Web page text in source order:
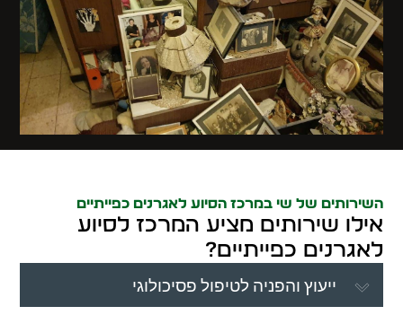
השירותים של שי במרכז הסיוע לאגרנים כפייתיים
אילו שירותים מציע המרכז לסיוע
לאגרנים כפייתיים?
ייעוץ והפניה לטיפול פסיכולוגי